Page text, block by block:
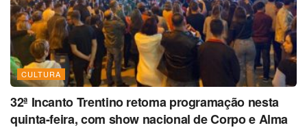
CULTURA
32ª Incanto Trentino retoma programação nesta
quinta-feira, com show nacional de Corpo e Alma